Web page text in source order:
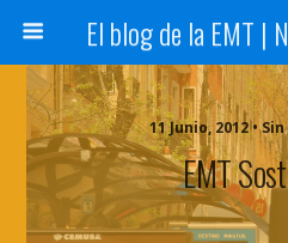
11 Junio, 2012 •
EMT